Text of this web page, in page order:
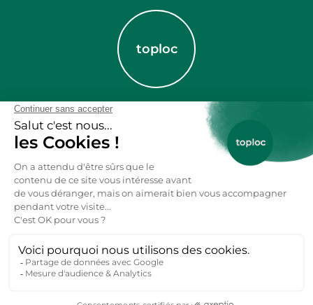
toploc
Des lieux et des liens
Nous nous engageons à faciliter votre quête de
location de vacances nature en compagnie de vos
proches, groupe d’amis et famille. Toploc référence
des lieux que nous avons sélectionnés pour leur
richesse du territoire.